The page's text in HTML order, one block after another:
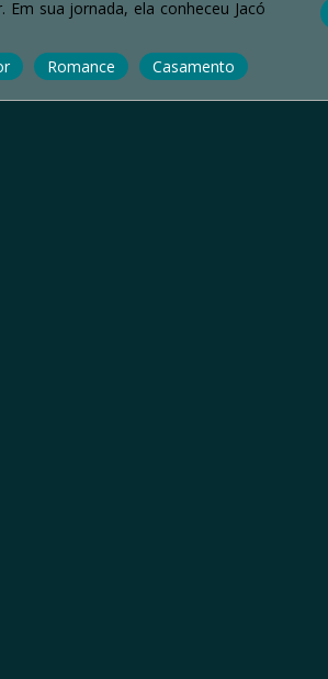
sua jornada, ela conheceu Jacó
Romance Casamento